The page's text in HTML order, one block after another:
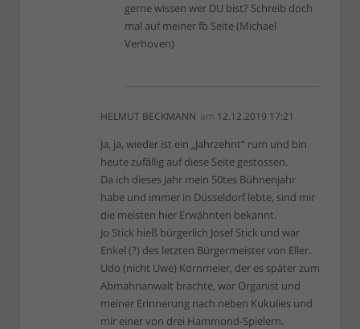
gerne wissen wer DU bist? Schreib doch
mal auf meiner fb Seite (Michael
Verhoven)
HELMUT BECKMANN am 12.12.2019 17:21
Ja, ja, wieder ist ein „Jahrzehnt“ rum und bin
heute zufällig auf diese Seite gestossen.
Da ich dieses Jahr mein 50tes Bühnenjahr
habe und immer in Düsseldorf lebte, sind mir
die meisten hier Erwähnten bekannt.
Jo Stick hieß bürgerlich Josef Stick und war
Enkel (?) des letzten Bürgermeister von Eller.
Udo (nicht Uwe) Kornmeier, der es später zum
Abmahnanwalt brachte, war Organist und
meiner Erinnerung nach neben Kukulies und
mir einer von drei Hammond-Spielern.